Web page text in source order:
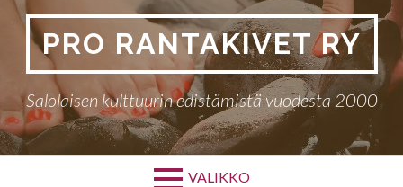
PRO RANTAKIVET RY
Salolaisen kulttuurin edistämistä vuodesta 2000
VALIKKO